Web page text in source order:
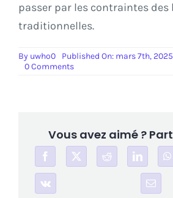
passer par les contraintes des
traditionnelles.
By uwho0 Published On: mars 7th, 2025
0 Commentson
avoir
de
revenus
?
Vous avez aimé ?